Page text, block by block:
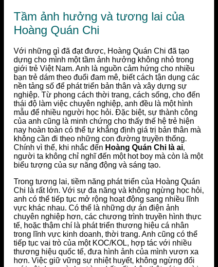
Tầm ảnh hưởng và tương lai của
Hoàng Quán Chi
Với những gì đã đạt được, Hoàng Quán Chi đã tạo
dựng cho mình một tầm ảnh hưởng không nhỏ trong
giới trẻ Việt Nam. Anh là nguồn cảm hứng cho nhiều
bạn trẻ dám theo đuổi đam mê, biết cách tận dụng các
nền tảng số để phát triển bản thân và xây dựng sự
nghiệp. Từ phong cách thời trang, cách sống, cho đến
thái độ làm việc chuyên nghiệp, anh đều là một hình
mẫu để nhiều người học hỏi. Đặc biệt, sự thành công
của anh cũng là minh chứng cho thấy thế hệ trẻ hiện
nay hoàn toàn có thể tự khẳng định giá trị bản thân mà
không cần đi theo những con đường truyền thống.
Chính vì thế, khi nhắc đến Hoàng Quán Chi là ai,
người ta không chỉ nghĩ đến một hot boy mà còn là một
biểu tượng của sự năng động và sáng tạo.
Trong tương lai, tiềm năng phát triển của Hoàng Quán
Chi là rất lớn. Với sự đa năng và không ngừng học hỏi,
anh có thể tiếp tục mở rộng hoạt động sang nhiều lĩnh
vực khác nhau. Có thể là những dự án điện ảnh
chuyên nghiệp hơn, các chương trình truyền hình thực
tế, hoặc thậm chí là phát triển thương hiệu cá nhân
trong lĩnh vực kinh doanh, thời trang. Anh cũng có thể
tiếp tục vai trò của một KOC/KOL, hợp tác với nhiều
thương hiệu quốc tế, đưa hình ảnh của mình vươn xa
hơn. Việc giữ vững sự nhiệt huyết, không ngừng đổi